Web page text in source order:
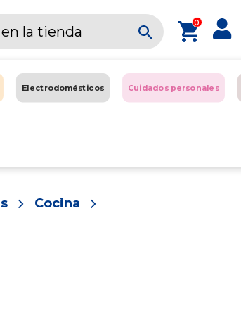
0
Electrodomésticos Cuidados personales
Cocina